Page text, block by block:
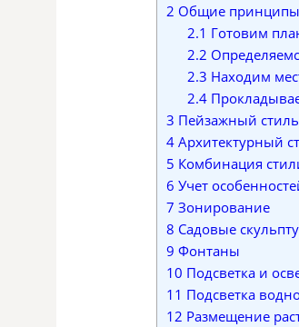
2 Общие принципы
2.1 Готовим
2.2
2.3 Находим
2.4
3 Пейзажный стиль
4 Архитектурный
5 Комбинация
6 Учет
7 Зонирование
8 Садовые
9 Фонтаны
10 Подсветка и
11 Подсветка
12 Размещение